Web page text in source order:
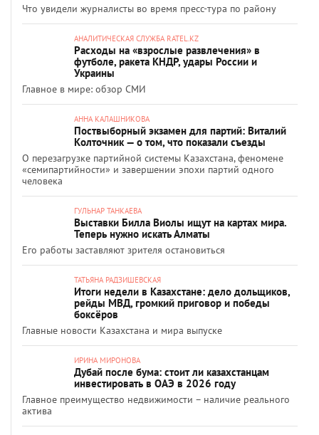
Что увидели журналисты во время пресс-тура по району
АНАЛИТИЧЕСКАЯ СЛУЖБА RATEL.KZ
Расходы на «взрослые развлечения» в
футболе, ракета КНДР, удары России и
Украины
Главное в мире: обзор СМИ
АННА КАЛАШНИКОВА
Поствыборный экзамен для партий: Виталий
Колточник — о том, что показали съезды
О перезагрузке партийной системы Казахстана, феномене
«семипартийности» и завершении эпохи партий одного
человека
ГУЛЬНАР ТАНКАЕВА
Выставки Билла Виолы ищут на картах мира.
Теперь нужно искать Алматы
Его работы заставляют зрителя остановиться
ТАТЬЯНА РАДЗИШЕВСКАЯ
Итоги недели в Казахстане: дело дольщиков,
рейды МВД, громкий приговор и победы
боксёров
Главные новости Казахстана и мира выпуске
ИРИНА МИРОНОВА
Дубай после бума: стоит ли казахстанцам
инвестировать в ОАЭ в 2026 году
Главное преимущество недвижимости – наличие реального
актива